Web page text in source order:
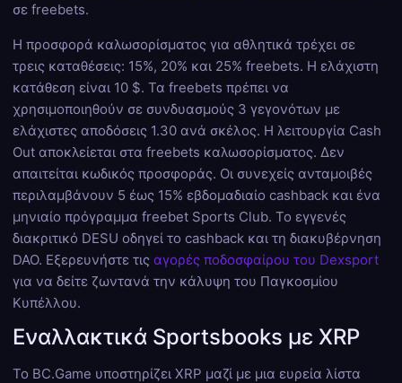
σε freebets.
Η προσφορά καλωσορίσματος για αθλητικά τρέχει σε
τρεις καταθέσεις: 15%, 20% και 25% freebets. Η ελάχιστη
κατάθεση είναι 10 $. Τα freebets πρέπει να
χρησιμοποιηθούν σε συνδυασμούς 3 γεγονότων με
ελάχιστες αποδόσεις 1.30 ανά σκέλος. Η λειτουργία Cash
Out αποκλείεται στα freebets καλωσορίσματος. Δεν
απαιτείται κωδικός προσφοράς. Οι συνεχείς ανταμοιβές
περιλαμβάνουν 5 έως 15% εβδομαδιαίο cashback και ένα
μηνιαίο πρόγραμμα freebet Sports Club. Το εγγενές
διακριτικό DESU οδηγεί το cashback και τη διακυβέρνηση
DAO. Εξερευνήστε τις αγορές ποδοσφαίρου του Dexsport
για να δείτε ζωντανά την κάλυψη του Παγκοσμίου
Κυπέλλου.
Εναλλακτικά Sportsbooks με XRP
Το BC.Game υποστηρίζει XRP μαζί με μια ευρεία λίστα